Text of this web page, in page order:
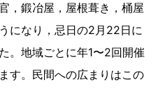
，鍛冶屋，屋根葺き，桶屋
になり，忌日の2月22日に
。地域ごとに年1〜2回開催
す。民間への広まりはこの